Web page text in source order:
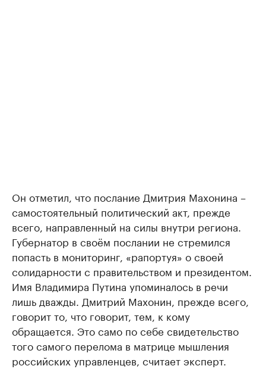
Он отметил, что послание Дмитрия Махонина –
самостоятельный политический акт, прежде
всего, направленный на силы внутри региона.
Губернатор в своём послании не стремился
попасть в мониторинг, «рапортуя» о своей
солидарности с правительством и президентом.
Имя Владимира Путина упоминалось в речи
лишь дважды. Дмитрий Махонин, прежде всего,
говорит то, что говорит, тем, к кому
обращается. Это само по себе свидетельство
того самого перелома в матрице мышления
российских управленцев, считает эксперт.